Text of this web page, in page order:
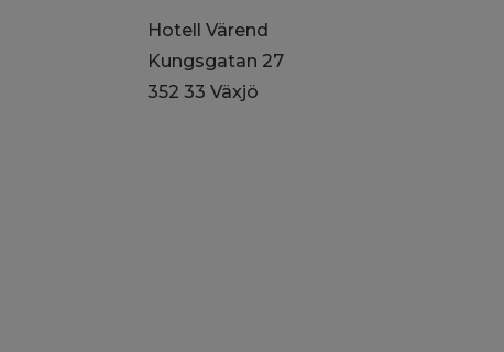
Hotell Värend
Kungsgatan 27
352 33 Växjö